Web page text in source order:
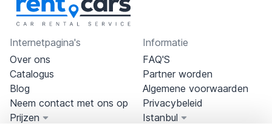
Internetpagina's
Over ons
Catalogus
Blog
Neem contact met ons op
Prijzen
Informatie
FAQ'S
Partner worden
Algemene voorwaarden
Privacybeleid
Istanbul